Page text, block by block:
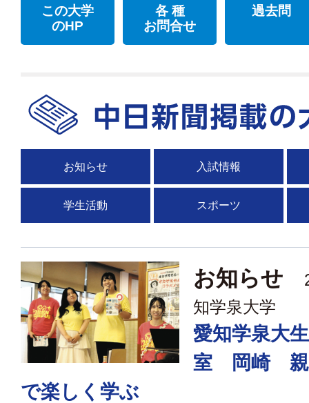
この大学
のHP
各 種
お問合せ
過去問
お知らせ 入試情報
学生活動 スポーツ
お知らせ
知学泉大学
愛知学泉大
室 岡崎 親
で楽しく学ぶ